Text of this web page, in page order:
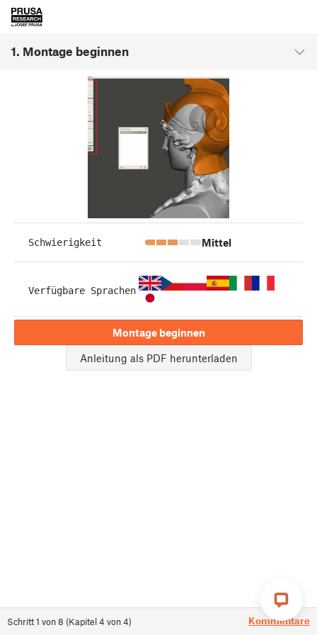
1. Montage beginnen
Schritt1 von8 (Kapitel4 von4) Kommentare
Schwierigkeit Mittel
Verfügbare Sprachen
Montage beginnen
Anleitung als PDF herunterladen